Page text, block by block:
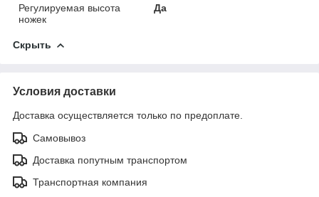
Регулируемая высота
ножек
Да
Скрыть
Условия доставки
Доставка осуществляется только по предоплате.
Самовывоз
Доставка попутным транспортом
Транспортная компания